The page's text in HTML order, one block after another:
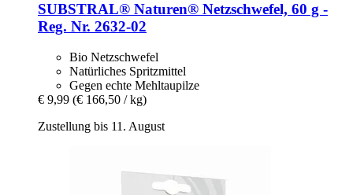
SUBSTRAL® Naturen® Netzschwefel, 60 g -​
Reg. Nr. 2632-​02
Bio Netzschwefel
Natürliches Spritzmittel
Gegen echte Mehltaupilze
€ 9,99 (€ 166,50 / kg)
Zustellung bis 11. August